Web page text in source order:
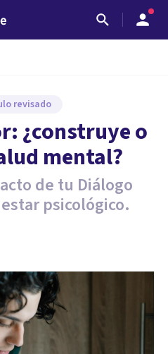
revisado
¿construye o
mental?
de tu Diálogo
psicológico.